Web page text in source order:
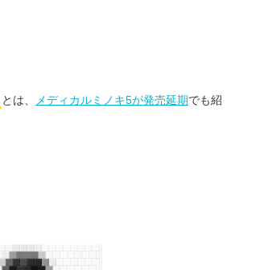
とは、 メディカルミノキ5が発売延期でも紹